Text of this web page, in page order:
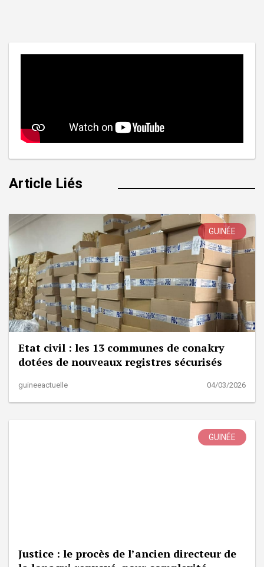
Article Liés
GUINÉE
Etat civil : les 13 communes de conakry
dotées de nouveaux registres sécurisés
guineeactuelle 04/03/2026
GUINÉE
Justice : le procès de l’ancien directeur de